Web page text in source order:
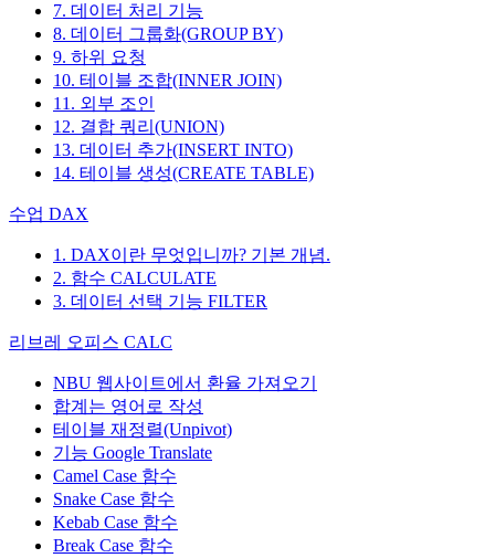
7. 데이터 처리 기능
8. 데이터 그룹화(GROUP BY)
9. 하위 요청
10. 테이블 조합(INNER JOIN)
11. 외부 조인
12. 결합 쿼리(UNION)
13. 데이터 추가(INSERT INTO)
14. 테이블 생성(CREATE TABLE)
수업 DAX
1. DAX이란 무엇입니까? 기본 개념.
2. 함수 CALCULATE
3. 데이터 선택 기능 FILTER
리브레 오피스 CALC
NBU 웹사이트에서 환율 가져오기
합계는 영어로 작성
테이블 재정렬(Unpivot)
기능 Google Translate
Camel Case 함수
Snake Case 함수
Kebab Case 함수
Break Case 함수